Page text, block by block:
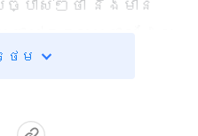
បាស់ៗថា នឹងមាន
ភា។ ខ្ញុំមាន
ខ្ញុំគង់នៅក្នុងពួក
ែម